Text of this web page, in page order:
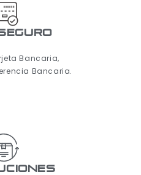
Bancaria,
Bancaria.